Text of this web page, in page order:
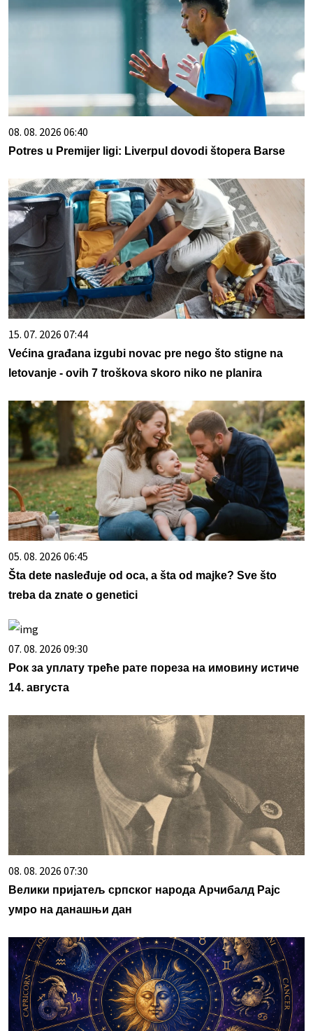
08. 08. 2026 06:40
Potres u Premijer ligi: Liverpul dovodi štopera Barse
15. 07. 2026 07:44
Većina građana izgubi novac pre nego što stigne na
letovanje - ovih 7 troškova skoro niko ne planira
05. 08. 2026 06:45
Šta dete nasleđuje od oca, a šta od majke? Sve što
treba da znate o genetici
07. 08. 2026 09:30
Рок за уплату треће рате пореза на имовину истиче
14. августа
08. 08. 2026 07:30
Велики пријатељ српског народа Арчибалд Рајс
умро на данашњи дан